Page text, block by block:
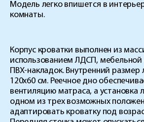
Модель легко впишется в
комнаты.
Корпус кроватки выполнен из
использованием ЛДСП,
ПВХ-накладок. Внутренний размер
120х60 см. Реечное дно
вентиляцию матраса, а установка
одном из трех возможных
адаптировать кроватку под